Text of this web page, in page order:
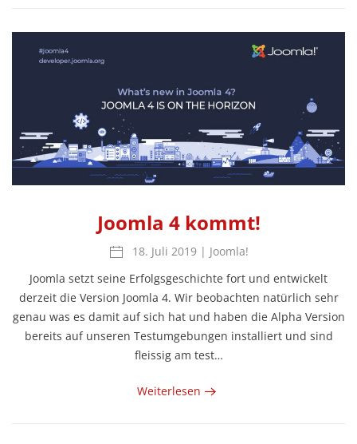
Joomla 4 kommt!
18. Juli 2019 | Joomla!
Joomla setzt seine Erfolgsgeschichte fort und entwickelt
derzeit die Version Joomla 4. Wir beobachten natürlich sehr
genau was es damit auf sich hat und haben die Alpha Version
bereits auf unseren Testumgebungen installiert und sind
fleissig am test…
Weiterlesen